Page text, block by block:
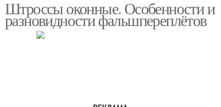
Штроссы оконные. Особенности и
разновидности фальшпереплётов